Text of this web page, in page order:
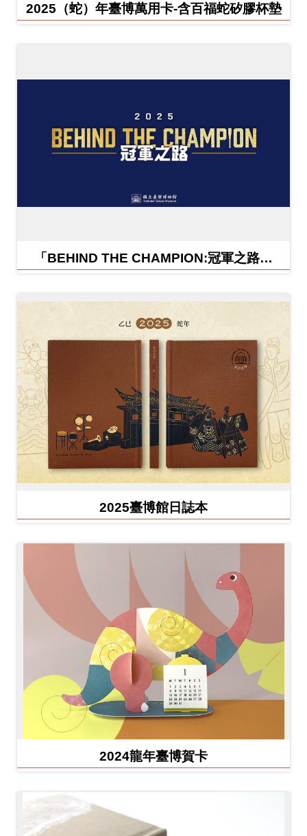
2025（蛇）年臺博萬用卡-含百福蛇矽膠杯墊
「BEHIND THE CHAMPION:冠軍之路特
2025臺博館日誌本
2024龍年臺博賀卡